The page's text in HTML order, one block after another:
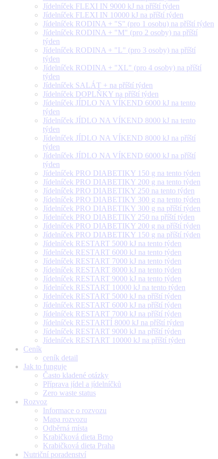
Jídelníček FLEXI IN 9000 kJ na příští týden
Jídelníček FLEXI IN 10000 kJ na příští týden
Jídelníček RODINA + "S" (pro 1 osobu) na příští týden
Jídelníček RODINA + "M" (pro 2 osoby) na příští
týden
Jídelníček RODINA + "L" (pro 3 osoby) na příští
týden
Jídelníček RODINA + "XL" (pro 4 osoby) na příští
týden
Jídelníček SALÁT + na příští týden
Jídelníček DOPLŇKY na příští týden
Jídelníček JÍDLO NA VÍKEND 6000 kJ na tento
týden
Jídelníček JÍDLO NA VÍKEND 8000 kJ na tento
týden
Jídelníček JÍDLO NA VÍKEND 8000 kJ na příští
týden
Jídelníček JÍDLO NA VÍKEND 6000 kJ na příští
týden
Jídelníček PRO DIABETIKY 150 g na tento týden
Jídelníček PRO DIABETIKY 200 g na tento týden
Jídelníček PRO DIABETIKY 250 na tento týden
Jídelníček PRO DIABETIKY 300 g na tento týden
Jídelníček PRO DIABETIKY 300 g na příští týden
Jídelníček PRO DIABETIKY 250 na příští týden
Jídelníček PRO DIABETIKY 200 g na příští týden
Jídelníček PRO DIABETIKY 150 g na příští týden
Jídelníček RESTART 5000 kJ na tento týden
Jídelníček RESTART 6000 kJ na tento týden
Jídelníček RESTART 7000 kJ na tento týden
Jídelníček RESTART 8000 kJ na tento týden
Jídelníček RESTART 9000 kJ na tento týden
Jídelníček RESTART 10000 kJ na tento týden
Jídelníček RESTART 5000 kJ na příští týden
Jídelníček RESTART 6000 kJ na příští týden
Jídelníček RESTART 7000 kJ na příští týden
Jídelníček RESTARTÍ 8000 kJ na příští týden
Jídelníček RESTART 9000 kJ na příští týden
Jídelníček RESTART 10000 kJ na příští týden
Ceník
ceník detail
Jak to funguje
Často kladené otázky
Příprava jídel a jídelníčků
Zero waste status
Rozvoz
Informace o rozvozu
Mapa rozvozu
Odběrná místa
Krabičková dieta Brno
Krabičková dieta Praha
Nutriční poradenství